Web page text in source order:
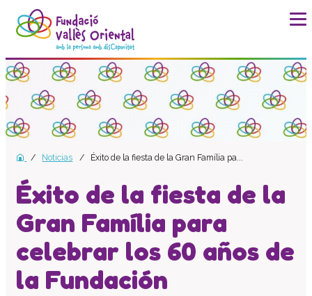
La fundación
Historia
Misión, visión y valores
Distinciones y entidades
Modelo de calidad
Revista Batec
Memorias
Documentos
Transparencia
Plan estratégico
Noticias Éxito de la fiesta de la Gran Família pa...
Éxito de la fiesta de la
Gran Família para
celebrar los 60 años de
la Fundación